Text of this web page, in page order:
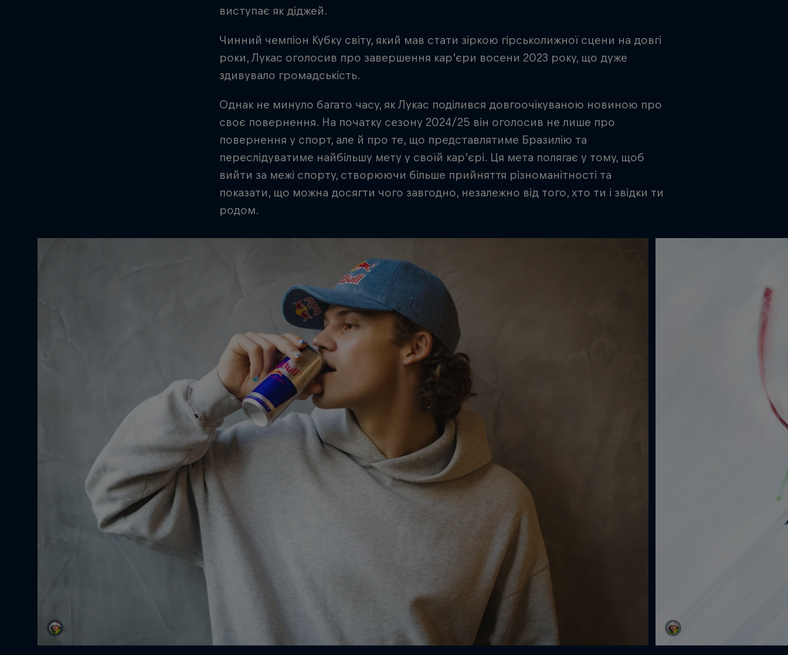
виступає як діджей.
Чинний чемпіон Кубку світу, який мав стати зіркою гірськолижної сцени на довгі
роки, Лукас оголосив про завершення кар'єри восени 2023 року, що дуже
здивувало громадськість.
Однак не минуло багато часу, як Лукас поділився довгоочікуваною новиною про
своє повернення. На початку сезону 2024/25 він оголосив не лише про
повернення у спорт, але й про те, що представлятиме Бразилію та
переслідуватиме найбільшу мету у своїй кар'єрі. Ця мета полягає у тому, щоб
вийти за межі спорту, створюючи більше прийняття різноманітності та
показати, що можна досягти чого завгодно, незалежно від того, хто ти і звідки ти
родом.